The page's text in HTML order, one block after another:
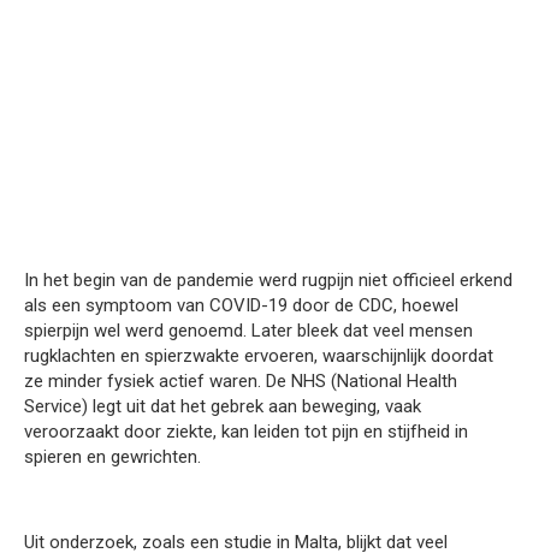
In het begin van de pandemie werd rugpijn niet officieel erkend
als een symptoom van COVID-19 door de CDC, hoewel
spierpijn wel werd genoemd. Later bleek dat veel mensen
rugklachten en spierzwakte ervoeren, waarschijnlijk doordat
ze minder fysiek actief waren. De NHS (National Health
Service) legt uit dat het gebrek aan beweging, vaak
veroorzaakt door ziekte, kan leiden tot pijn en stijfheid in
spieren en gewrichten.
Uit onderzoek, zoals een studie in Malta, blijkt dat veel